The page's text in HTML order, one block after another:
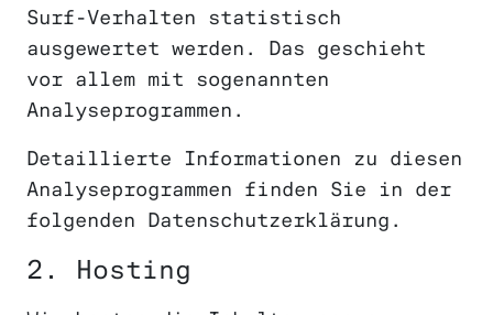
Surf-Verhalten statistisch
ausgewertet werden. Das geschieht
vor allem mit sogenannten
Analyseprogrammen.
Detaillierte Informationen zu diesen
Analyseprogrammen finden Sie in der
folgenden Datenschutzerklärung.
2. Hosting